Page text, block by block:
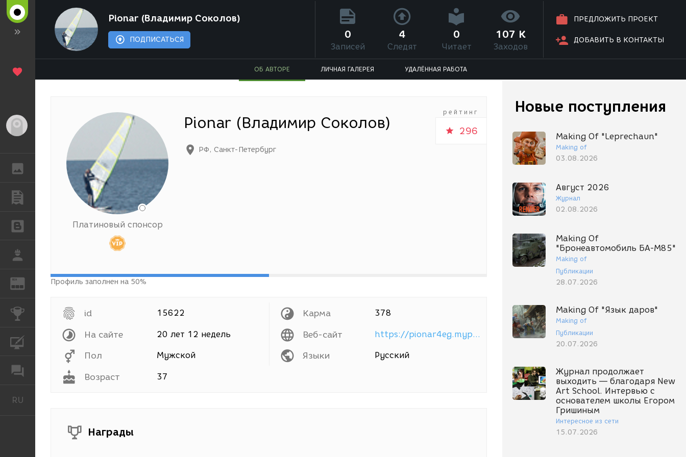
ГАЛЕРЕЯ
ПУБЛИКАЦИИ
REN ЖУРНАЛ
КОНКУРСЫ
RU
Pionar (Владимир Соколов)
ПОДПИСАТЬСЯ
ПРЕДЛОЖИТЬ ПРОЕКТ
ДОБАВИТЬ В КОНТАКТЫ
0
Записей
4
Следят
0
Читает
107 K
Заходов
ОБ АВТОРЕ ЛИЧНАЯ ГАЛЕРЕЯ УДАЛЁННАЯ РАБОТА
Новые поступления
Making Of "Leprechaun"
Making of
03.08.2026
Август 2026
Журнал
02.08.2026
Making Of
"Бронеавтомобиль БА-М85"
Making of
Публикации
28.07.2026
Making Of "Язык даров"
Making of
Публикации
20.07.2026
Журнал продолжает
выходить — благодаря New
Art School. Интервью с
основателем школы Егором
Гришиным
Интересное из сети
15.07.2026
Платиновый спонсор
рейтинг
296
Pionar (Владимир Соколов)
РФ, Санкт-Петербург
Профиль заполнен на 50%
id 15622
На сайте 20 лет 12 недель
Пол Мужской
Возраст 37
Карма 378
Веб-сайт https://pionar4eg.myportfolio.com/
Языки Русский
Награды